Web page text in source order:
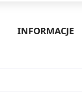
INFORMACJE